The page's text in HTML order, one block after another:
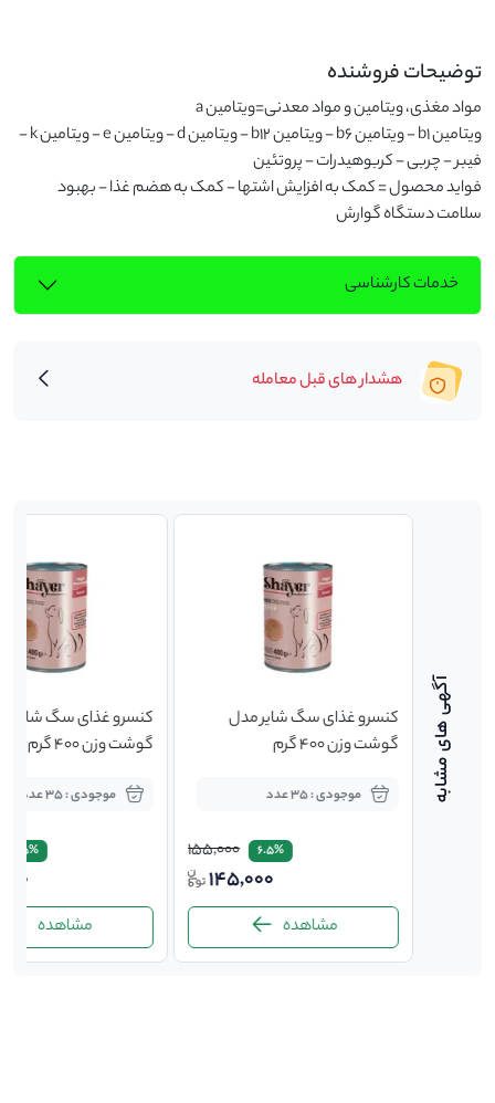
توضیحات فروشنده
سلامت دستگاه گوارش
خدمات کارشناسی
هشدار های قبل معامله
مرغ و
کنسرو غذای سگ شایر مدل
گوشت وزن 400 گرم
موجودی : 35 عدد
6.5%
155,000
145,000
مشاهده
کنسرو غذای سگ شایر
گوشت وزن 400 گرم
موجودی : 35 عدد
6.5%
مشاهده